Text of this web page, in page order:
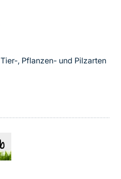
, Pflanzen- und Pilzarten